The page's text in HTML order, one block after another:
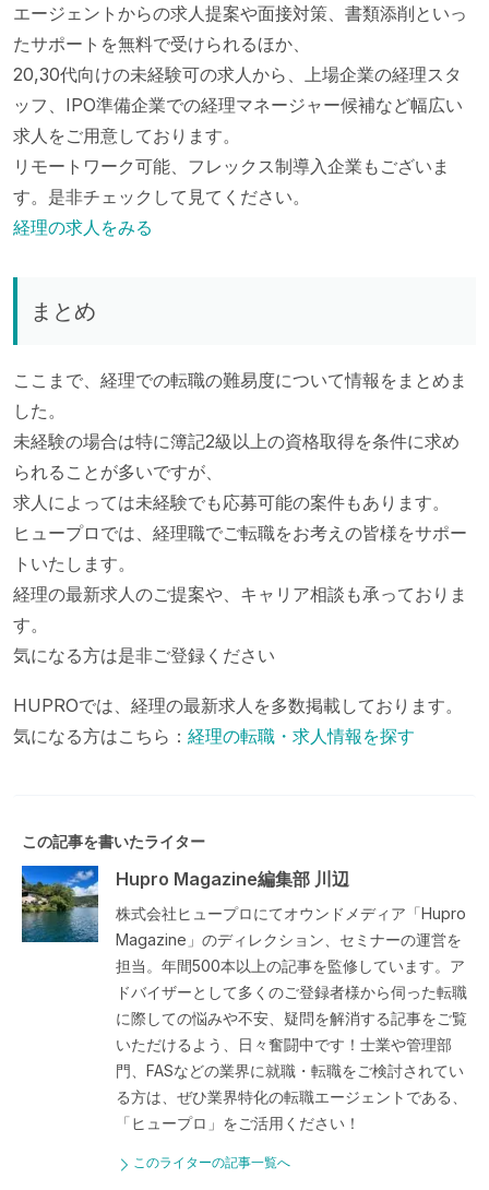
エージェントからの求人提案や面接対策、書類添削といっ
たサポートを無料で受けられるほか、
20,30代向けの未経験可の求人から、上場企業の経理スタ
ッフ、IPO準備企業での経理マネージャー候補など幅広い
求人をご用意しております。
リモートワーク可能、フレックス制導入企業もございま
す。是非チェックして見てください。
経理の求人をみる
まとめ
ここまで、経理での転職の難易度について情報をまとめま
した。
未経験の場合は特に簿記2級以上の資格取得を条件に求め
られることが多いですが、
求人によっては未経験でも応募可能の案件もあります。
ヒュープロでは、経理職でご転職をお考えの皆様をサポー
トいたします。
経理の最新求人のご提案や、キャリア相談も承っておりま
す。
気になる方は是非ご登録ください
HUPROでは、経理の最新求人を多数掲載しております。
気になる方はこちら： 経理の転職・求人情報を探す
この記事を書いたライター
Hupro Magazine編集部 川辺
株式会社ヒュープロにてオウンドメディア「Hupro
Magazine」のディレクション、セミナーの運営を
担当。年間500本以上の記事を監修しています。ア
ドバイザーとして多くのご登録者様から伺った転職
に際しての悩みや不安、疑問を解消する記事をご覧
いただけるよう、日々奮闘中です！士業や管理部
門、FASなどの業界に就職・転職をご検討されてい
る方は、ぜひ業界特化の転職エージェントである、
「ヒュープロ」をご活用ください！
このライターの記事一覧へ